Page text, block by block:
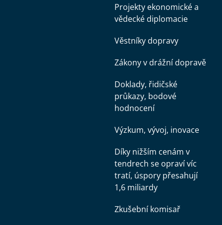
Projekty ekonomické a
vědecké diplomacie
Věstníky dopravy
Zákony v drážní dopravě
Doklady, řidičské
průkazy, bodové
hodnocení
Výzkum, vývoj, inovace
Díky nižším cenám v
tendrech se opraví víc
tratí, úspory přesahují
1,6 miliardy
Zkušební komisař